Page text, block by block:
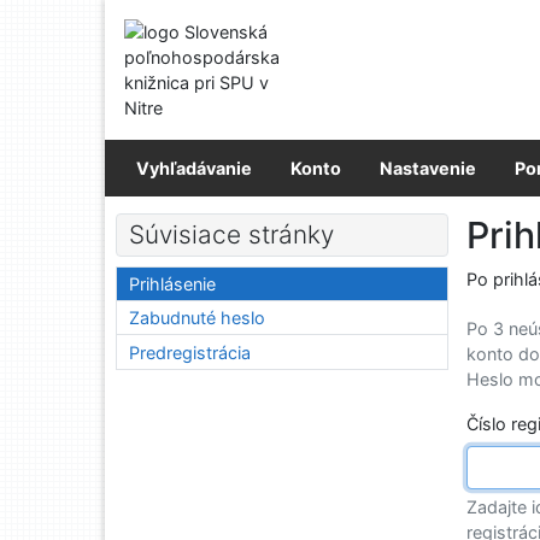
Prejsť na menu
Prehlásenie o webovej prístupnosti
Vyhľadávanie Konto Nastavenie
Po
Po 3
konto
Heslo
Číslo
Zadajte
Súvisiace stránky
Prihlásenie
Zabudnuté heslo
Predregistrácia